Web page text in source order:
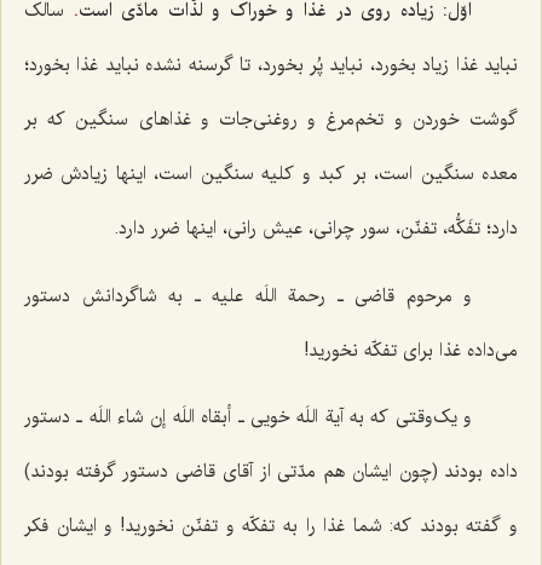
اوّل: زیاده‌ روی در غذا و خوراک و لذّات مادّی است. سالک
نباید غذا زیاد بخورد، نباید پُر بخورد، تا گرسنه نشده نباید غذا بخورد؛
گوشت خوردن و تخم‌مرغ و روغنی‌جات و غذاهای سنگین که بر
معده سنگین است، بر کبد و کلیه سنگین است، اینها زیادش ضرر
دارد؛ تفَکُّه، تفنّن، سور چرانی، عیش‌ رانی، اینها ضرر دارد.
و مرحوم قاضی ـ رحمة اللَه علیهـ به شاگردانش دستور
می‌داده غذا برای تفکّه نخورید!
و یک‌وقتی که به آیة اللَه خویی ـ أبقاه اللَه إن ‌شاء اللَه ‌ـ دستور
داده بودند (چون ایشان هم مدّتی از آقای قاضی دستور گرفته بودند)
و گفته بودند که: شما غذا را به تفکّه و تفنّن نخورید! و ایشان فکر